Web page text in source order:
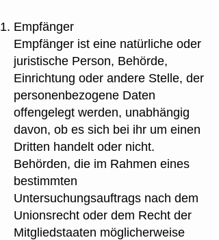
Empfänger
Empfänger ist eine natürliche oder
juristische Person, Behörde,
Einrichtung oder andere Stelle, der
personenbezogene Daten
offengelegt werden, unabhängig
davon, ob es sich bei ihr um einen
Dritten handelt oder nicht.
Behörden, die im Rahmen eines
bestimmten
Untersuchungsauftrags nach dem
Unionsrecht oder dem Recht der
Mitgliedstaaten möglicherweise